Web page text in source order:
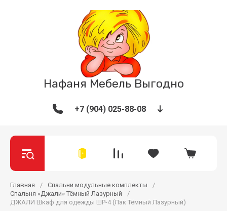
Нафаня Мебель Выгодно
+7 (904) 025-88-08
Главная / Спальни модульные комплекты
/
Спальня «Джали» Тёмный Лазурный
/
ДЖАЛИ Шкаф для одежды ШР-4 (Лак Тёмный Лазурный)